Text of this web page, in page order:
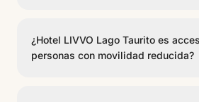
condiciones en recepción.
¿Hotel LIVVO Lago Taurito es
personas con movilidad reducida?